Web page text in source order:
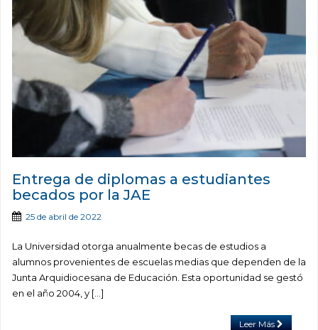
Entrega de diplomas a estudiantes
becados por la JAE
25 de abril de 2022
La Universidad otorga anualmente becas de estudios a
alumnos provenientes de escuelas medias que dependen de la
Junta Arquidiocesana de Educación. Esta oportunidad se gestó
en el año 2004, y […]
Leer Más